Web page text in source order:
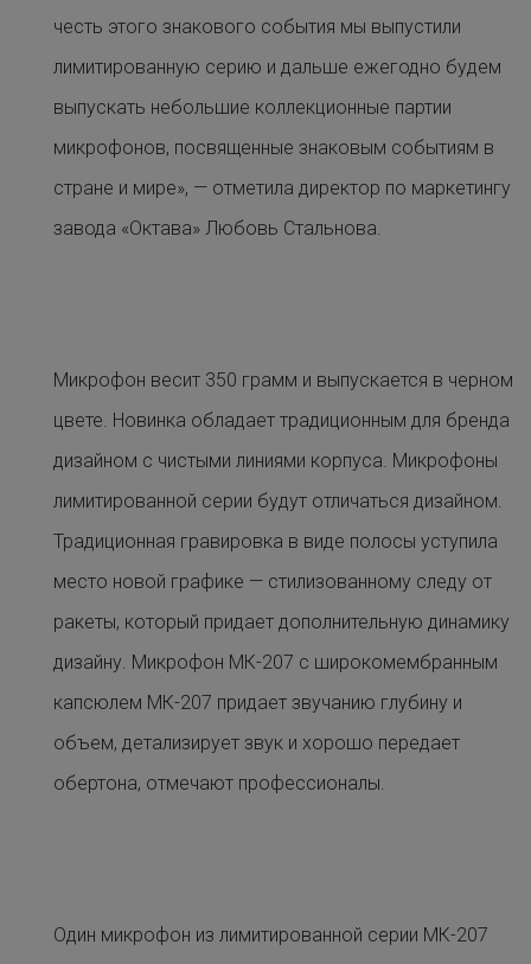
честь этого знакового события мы выпустили
лимитированную серию и дальше ежегодно будем
выпускать небольшие коллекционные партии
микрофонов, посвященные знаковым событиям в
стране и мире», — отметила директор по маркетингу
завода «Октава» Любовь Стальнова.
Микрофон весит 350 грамм и выпускается в черном
цвете. Новинка обладает традиционным для бренда
дизайном с чистыми линиями корпуса. Микрофоны
лимитированной серии будут отличаться дизайном.
Традиционная гравировка в виде полосы уступила
место новой графике — стилизованному следу от
ракеты, который придает дополнительную динамику
дизайну. Микрофон МК-207 с широкомембранным
капсюлем МК-207 придает звучанию глубину и
объем, детализирует звук и хорошо передает
обертона, отмечают профессионалы.
Один микрофон из лимитированной серии МК-207